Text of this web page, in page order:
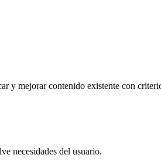
y mejorar contenido existente con
necesidades del usuario.